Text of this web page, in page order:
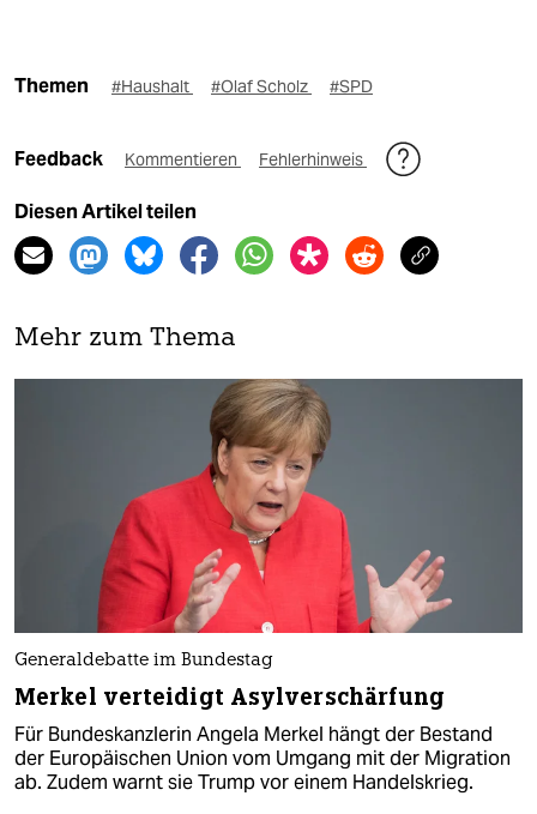
Themen #Haushalt #Olaf Scholz #SPD
Feedback Kommentieren Fehlerhinweis
Diesen Artikel teilen
Mehr zum Thema
Generaldebatte im Bundestag
Merkel verteidigt Asylverschärfung
Für Bundeskanzlerin Angela Merkel hängt der Bestand
der Europäischen Union vom Umgang mit der Migration
ab. Zudem warnt sie Trump vor einem Handelskrieg.